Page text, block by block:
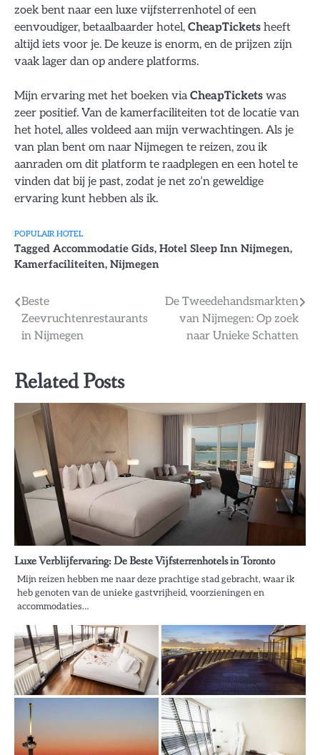
zoek bent naar een luxe vijfsterrenhotel of een
eenvoudiger, betaalbaarder hotel, CheapTickets heeft
altijd iets voor je. De keuze is enorm, en de prijzen zijn
vaak lager dan op andere platforms.
Mijn ervaring met het boeken viaCheapTickets was
zeer positief. Van de kamerfaciliteiten tot de locatie van
het hotel, alles voldeed aan mijn verwachtingen. Als je
van plan bent om naar Nijmegen te reizen, zou ik
aanraden om dit platform te raadplegen en een hotel te
vinden dat bij je past, zodat je net zo’n geweldige
ervaring kunt hebben als ik.
POPULAIR HOTEL
Tagged Accommodatie Gids, Hotel Sleep Inn Nijmegen,
Kamerfaciliteiten, Nijmegen
Bericht
navigatie
Beste
Zeevruchtenrestaurants
in Nijmegen
De Tweedehandsmarkten
van Nijmegen: Op zoek
naar Unieke Schatten
Related Posts
Luxe Verblijfervaring: De Beste Vijfsterrenhotels in Toronto
Mijn reizen hebben me naar deze prachtige stad gebracht, waar ik
heb genoten van de unieke gastvrijheid, voorzieningen en
accommodaties…